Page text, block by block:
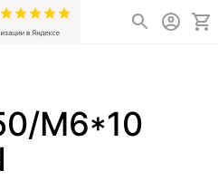
М6*10